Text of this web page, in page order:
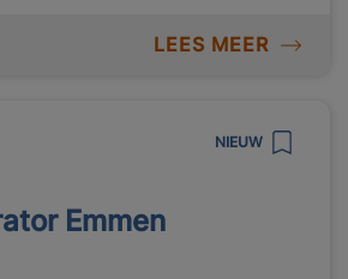
LEES MEER
NIEUW
Emmen